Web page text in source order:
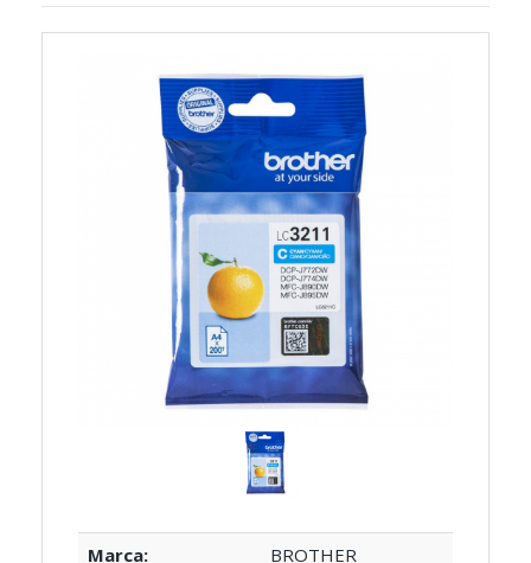
Marca:
BROTHER